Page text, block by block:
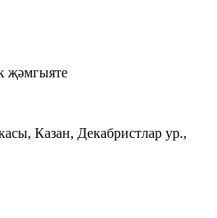
Казан, Декабристлар ур.,